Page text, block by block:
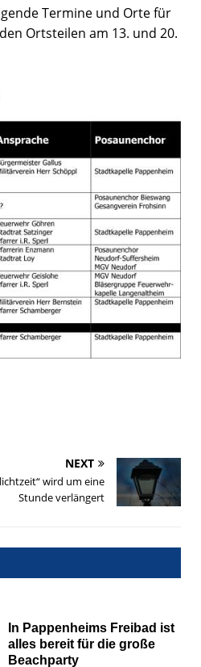
Termine und Orte für
Ortsteilen am 13. und 20.
NEXT
wird um eine
Stunde verlängert
In Pappenheims Freibad ist
alles bereit für die große
Beachparty